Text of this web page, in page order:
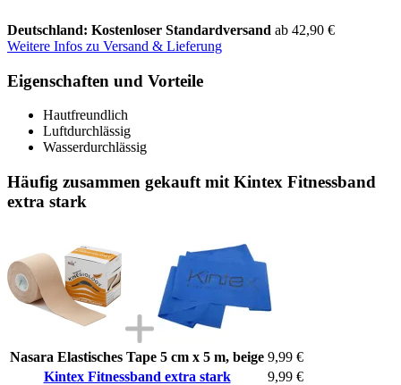
Deutschland: Kostenloser Standardversand ab 42,90 €
Weitere Infos zu Versand & Lieferung
Eigenschaften und Vorteile
Hautfreundlich
Luftdurchlässig
Wasserdurchlässig
Häufig zusammen gekauft mit Kintex Fitnessband
extra stark
Nasara Elastisches Tape 5 cm x 5 m, beige 9,99 €
Kintex Fitnessband extra stark
9,99 €